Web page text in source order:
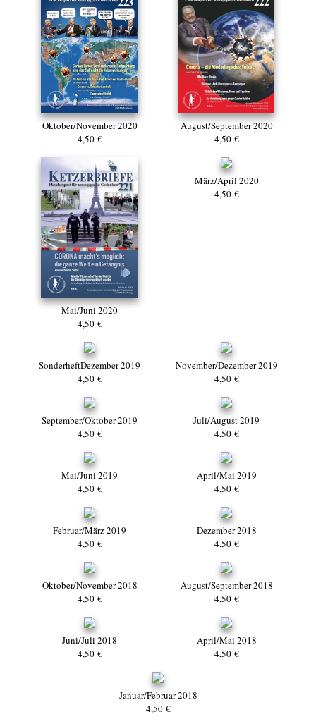
Oktober/November 2020
4,50 €
August/September 2020
4,50 €
Mai/Juni 2020
4,50 €
März/April 2020
4,50 €
SonderheftDezember 2019
4,50 €
November/Dezember 2019
4,50 €
September/Oktober 2019
4,50 €
Juli/August 2019
4,50 €
Mai/Juni 2019
4,50 €
April/Mai 2019
4,50 €
Februar/März 2019
4,50 €
Dezember 2018
4,50 €
Oktober/November 2018
4,50 €
August/September 2018
4,50 €
Juni/Juli 2018
4,50 €
April/Mai 2018
4,50 €
Januar/Februar 2018
4,50 €